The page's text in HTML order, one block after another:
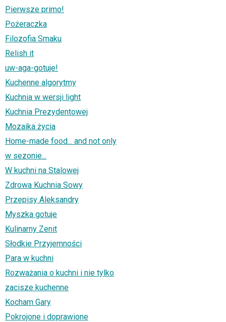
Pierwsze primo!
Pożeraczka
Filozofia Smaku
Relish it
uw-aga-gotuje!
Kuchenne algorytmy
Kuchnia w wersji light
Kuchnia Prezydentowej
Mozaika życia
Home-made food... and not only
w sezonie...
W kuchni na Stalowej
Zdrowa Kuchnia Sowy
Przepisy Aleksandry
Myszka gotuje
Kulinarny Zenit
Słodkie Przyjemności
Para w kuchni
Rozważania o kuchni i nie tylko
zacisze kuchenne
Kocham Gary
Pokrojone i doprawione